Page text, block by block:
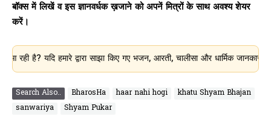
बॉक्स में लिखें व इस ज्ञानवर्धक ख़जाने को अपनें मित्रों के साथ अवश्य शेयर
करें।
यदि हमारे द्वारा साझा किए गए भजन, आरती, चालीसा और धार्मिक जानकारी
Search Also.. BharosHa haar nahi hogi
khatu Shyam Bhajan
sanwariya
Shyam Pukar